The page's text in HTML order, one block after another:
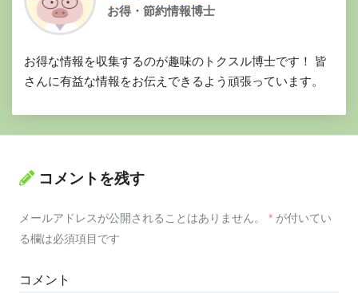
お得・節約情報博士
お得な情報を収集するのが趣味のトクスル博士です！ 皆
さんに有益な情報をお伝えできるよう頑張っています。
コメントを残す
メールアドレスが公開されることはありません。 * が付いてい
る欄は必須項目です
コメント